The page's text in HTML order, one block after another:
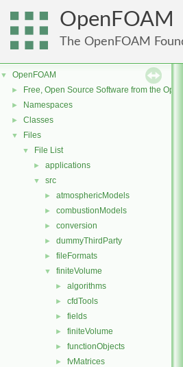
OpenFOAM
The OpenFOAM
▼ OpenFOAM
► Free, Open Source Software from the
► Namespaces
► Classes
▼ Files
▼ File List
► applications
▼ src
► atmosphericModels
► combustionModels
► conversion
► dummyThirdParty
► fileFormats
▼ finiteVolume
► algorithms
► cfdTools
► fields
► finiteVolume
► functionObjects
► fvMatrices